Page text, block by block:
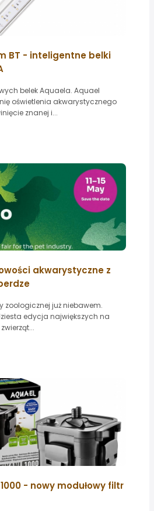
BT - inteligentne belki
belek Aquaela. Aquael
oświetlenia akwarystycznego
znanej i...
akwarystyczne z
zoologicznej już niebawem.
edycja największych na
- nowy modułowy filtr